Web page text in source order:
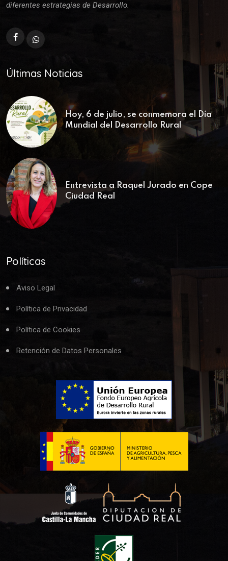
diferentes estrategias de Desarrollo.
Últimas Noticias
Hoy, 6 de julio, se conmemora el Día
Mundial del Desarrollo Rural
Entrevista a Raquel Jurado en Cope
Ciudad Real
Políticas
Aviso Legal
Política de Privacidad
Política de Cookies
Retención de Datos Personales